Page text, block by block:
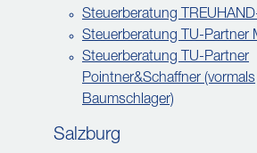
Steuerberatung
Steuerberatung TU-Partner
Steuerberatung TU-Partner
Pointner&Schaffner (vormals
Baumschlager)
Salzburg